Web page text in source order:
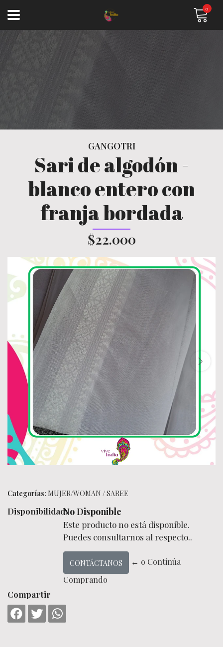
0
GANGOTRI
Sari de algodón -
blanco entero con
franja bordada
$22.000
Categorías: MUJER/WOMAN /SAREE
Disponibilidad:No Disponible
Este producto no está disponible.
Puedes consultarnos al respecto..
CONTÁCTANOS
← o Continúa
Comprando
Compartir